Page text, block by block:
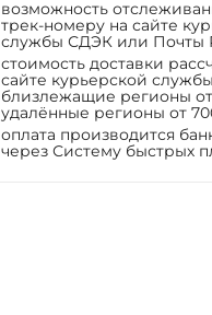
возможность
трек-номеру на сайте
службы СДЭК или Почты
стоимость доставки
сайте курьерской
близлежащие регионы
удалённые регионы от
оплата производится
через Систему быстрых